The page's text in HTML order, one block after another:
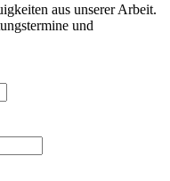
aus unserer Arbeit.
und